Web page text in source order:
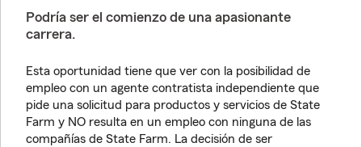
Podría ser el comienzo de una apasionante
carrera.
Esta oportunidad tiene que ver con la posibilidad de
empleo con un agente contratista independiente que
pide una solicitud para productos y servicios de State
Farm y NO resulta en un empleo con ninguna de las
compañías de State Farm. La decisión de ser